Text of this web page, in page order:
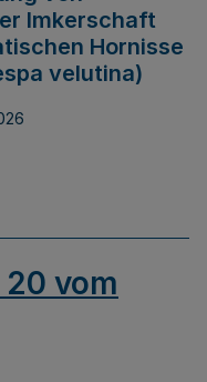
Imkerschaft
Hornisse
velutina)
20 vom